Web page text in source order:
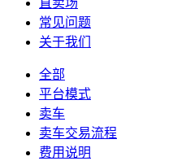
直卖场
常见问题
关于我们
全部
平台模式
卖车
卖车交易流程
费用说明